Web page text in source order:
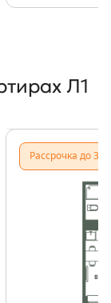
Л1
Рассрочка до